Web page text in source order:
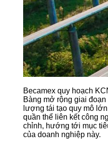
Becamex quy hoạch
Bàng mở rộng giai
lượng tái tạo quy mô
quần thể liên kết công
chỉnh, hướng tới mục
của doanh nghiệp này.